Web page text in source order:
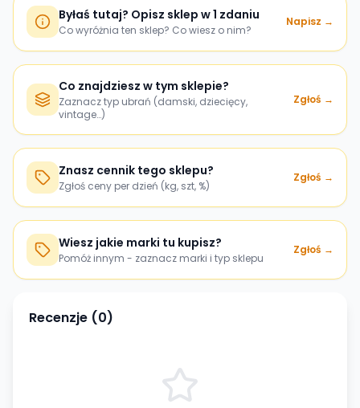
Byłaś tutaj? Opisz sklep w 1 zdaniu
Co wyróżnia ten sklep? Co wiesz o nim?
Napisz →
Co znajdziesz w tym sklepie?
Zaznacz typ ubrań (damski, dziecięcy,
vintage…)
Zgłoś →
Znasz cennik tego sklepu?
Zgłoś ceny per dzień (kg, szt, %)
Zgłoś →
Wiesz jakie marki tu kupisz?
Pomóż innym - zaznacz marki i typ sklepu
Zgłoś →
Recenzje (0)